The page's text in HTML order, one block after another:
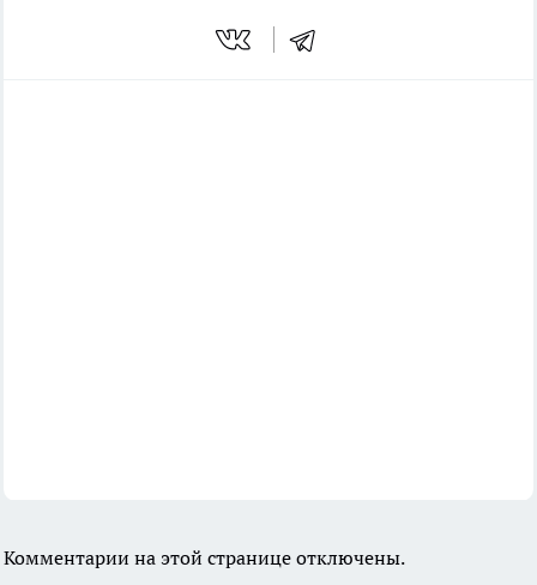
Комментарии на этой странице отключены.